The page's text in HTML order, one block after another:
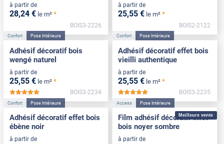
à partir de
28,24 € le m² *
BOIS3-2226
à partir de
25,55 € le m² *
BOIS2-2122
Confort Pose Intérieure
Adhésif décoratif bois
wengé naturel
à partir de
25,55 € le m² *
*****
BOIS3-2234
Confort Pose Intérieure
Adhésif décoratif effet bois
vieilli authentique
à partir de
25,55 € le m² *
BOIS3-2235
Confort Pose Intérieure
Adhésif décoratif effet bois
ébène noir
à partir de
Meilleure vente
Access Pose Intérieure
Film adhésif décoratif effet
bois noyer sombre
à partir de